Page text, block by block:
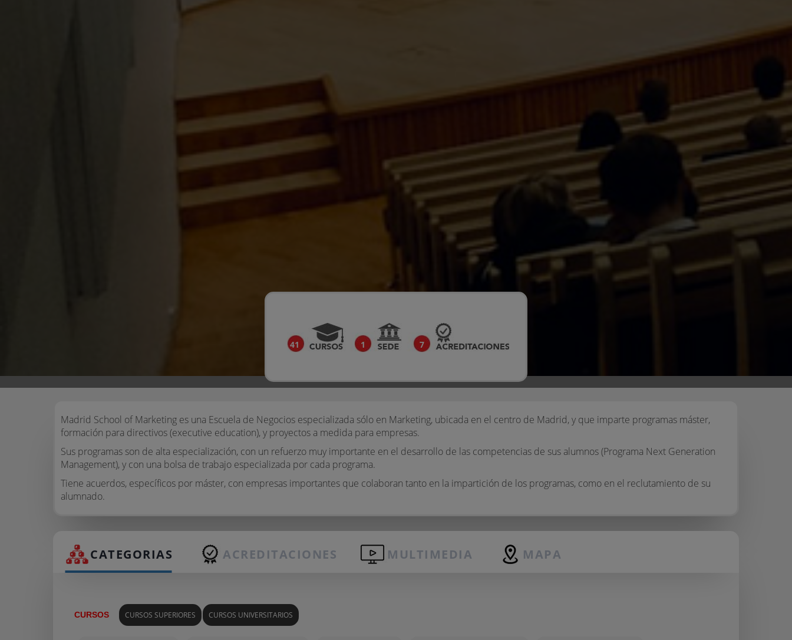
41 1 7
Madrid School of Marketing es una Escuela de Negocios especializada sólo en Marketing, ubicada en el centro de Madrid, y que imparte programas máster,
formación para directivos (executive education), y proyectos a medida para empresas.
Sus programas son de alta especialización, con un refuerzo muy importante en el desarrollo de las competencias de sus alumnos (Programa Next Generation
Management), y con una bolsa de trabajo especializada por cada programa.
Tiene acuerdos, específicos por máster, con empresas importantes que colaboran tanto en la impartición de los programas, como en el reclutamiento de su
alumnado.
CATEGORIAS ACREDITACIONES MULTIMEDIA MAPA
CURSOS CURSOS SUPERIORES CURSOS UNIVERSITARIOS